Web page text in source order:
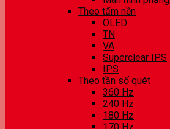
Theo tấm nền
OLED
TN
VA
Superclear IPS
IPS
Theo tần số quét
360 Hz
240 Hz
180 Hz